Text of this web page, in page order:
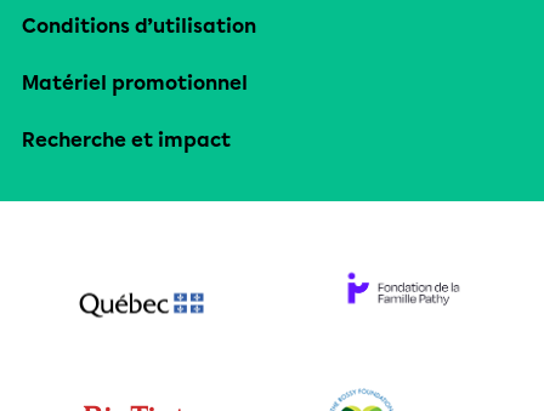
Conditions d’utilisation
Matériel promotionnel
Recherche et impact